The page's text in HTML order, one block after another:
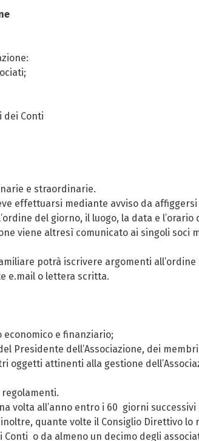
dei Conti
e straordinarie.
effettuarsi mediante avviso da
del giorno, il luogo, la data e
viene altresì comunicato ai singoli
potrà iscrivere argomenti
e.mail o lettera scritta.
e finanziario;
Presidente dell’Associazione, dei
oggetti attinenti alla gestione
volta all’anno entro i 60 giorni
inoltre, quante volte il Consiglio Direttivo
o da almeno un decimo degli